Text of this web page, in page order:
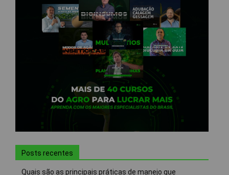
Posts recentes
Quais são as principais práticas de manejo que